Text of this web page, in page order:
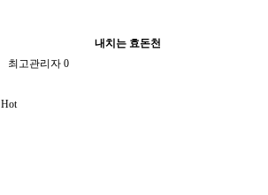
내치는 효돈천
최고관리자 0
Hot